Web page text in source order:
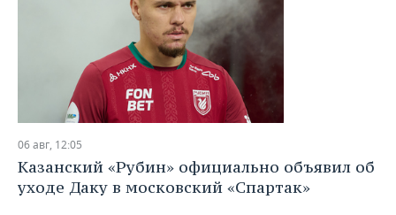
ONLINE-КОНФЕРЕНЦИИ
ОТКРЫТАЯ ЛЕКЦИЯ
ВОЛЕЙБОЛ
ФИГУРНОЕ КАТАНИЕ
ИНФРАСТРУКТУРА
ИСТОРИЯ
МЕДИЦИНА
СПРАВОЧНИК
СПИСОК ПЕРСОН
ПОЛНАЯ ВЕРСИЯ
06 авг, 12:05
Казанский «Рубин» официально объявил об
уходе Даку в московский «Спартак»